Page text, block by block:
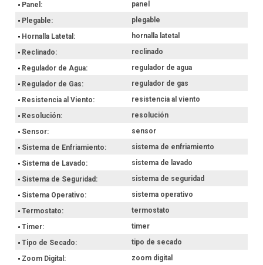
Panel
panel
Plegable
plegable
Hornalla Latetal
hornalla latetal
Reclinado
reclinado
Regulador de Agua
regulador de agua
Regulador de Gas
regulador de gas
Resistencia al Viento
resistencia al viento
Resolución
resolución
Sensor
sensor
Sistema de Enfriamiento
sistema de enfriamiento
Sistema de Lavado
sistema de lavado
Sistema de Seguridad
sistema de seguridad
Sistema Operativo
sistema operativo
Termostato
termostato
Timer
timer
Tipo de Secado
tipo de secado
Zoom Digital
zoom digital